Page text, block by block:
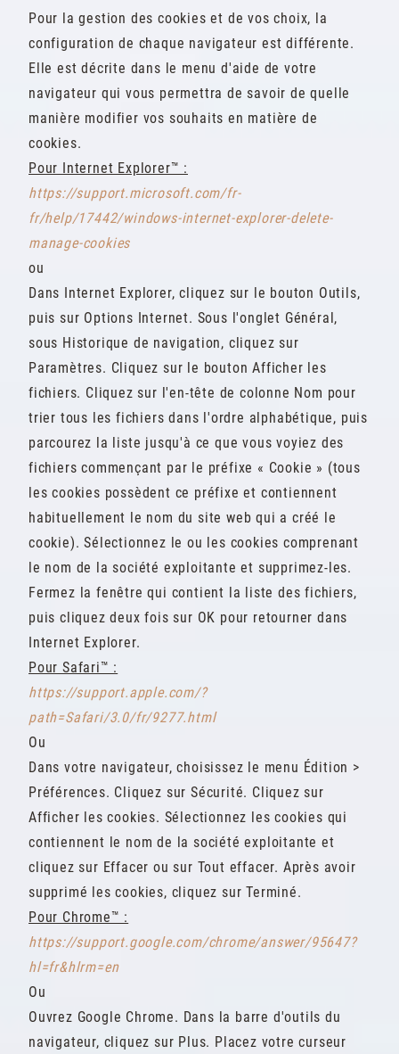
Pour la gestion des cookies et de vos choix, la
configuration de chaque navigateur est différente.
Elle est décrite dans le menu d'aide de votre
navigateur qui vous permettra de savoir de quelle
manière modifier vos souhaits en matière de
cookies.
Pour Internet Explorer™ :
https://support.microsoft.com/fr-
fr/help/17442/windows-internet-explorer-delete-
manage-cookies
ou
Dans Internet Explorer, cliquez sur le bouton Outils,
puis sur Options Internet. Sous l'onglet Général,
sous Historique de navigation, cliquez sur
Paramètres. Cliquez sur le bouton Afficher les
fichiers. Cliquez sur l'en-tête de colonne Nom pour
trier tous les fichiers dans l'ordre alphabétique, puis
parcourez la liste jusqu'à ce que vous voyiez des
fichiers commençant par le préfixe « Cookie » (tous
les cookies possèdent ce préfixe et contiennent
habituellement le nom du site web qui a créé le
cookie). Sélectionnez le ou les cookies comprenant
le nom de la société exploitante et supprimez-les.
Fermez la fenêtre qui contient la liste des fichiers,
puis cliquez deux fois sur OK pour retourner dans
Internet Explorer.
Pour Safari™ :
https://support.apple.com/?
path=Safari/3.0/fr/9277.html
Ou
Dans votre navigateur, choisissez le menu Édition >
Préférences. Cliquez sur Sécurité. Cliquez sur
Afficher les cookies. Sélectionnez les cookies qui
contiennent le nom de la société exploitante et
cliquez sur Effacer ou sur Tout effacer. Après avoir
supprimé les cookies, cliquez sur Terminé.
Pour Chrome™ :
https://support.google.com/chrome/answer/95647?
hl=fr&hlrm=en
Ou
Ouvrez Google Chrome. Dans la barre d'outils du
navigateur, cliquez sur Plus. Placez votre curseur